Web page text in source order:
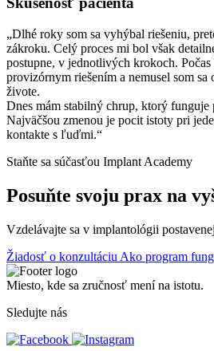
„Dlhé roky som sa vyhýbal riešeniu,
zákroku. Celý proces mi bol však
postupne, v jednotlivých krokoch.
provizórnym riešením a nemusel som
živote.
Dnes mám stabilný chrup, ktorý funguje
Najväčšou zmenou je pocit istoty pri
kontakte s ľuďmi.“
Staňte sa súčasťou Implant Academy
Posuňte svoju prax na
Vzdelávajte sa v implantológii
Žiadosť o konzultáciu Ako program
Miesto, kde sa zručnosť mení na istotu.
Sledujte nás